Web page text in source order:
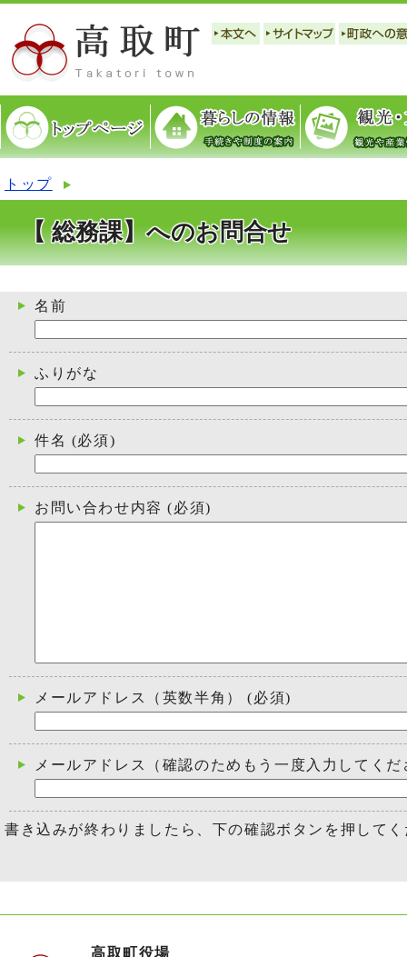
トップ
【 総務課】へのお問合せ
名前
ふりがな
件名 (必須)
お問い合わせ内容 (必須)
メールアドレス（英数半角） (必須)
メールアドレス（確認のためもう一度入力してくだ
書き込みが終わりましたら、下の確認ボタンを押して
高取町役場